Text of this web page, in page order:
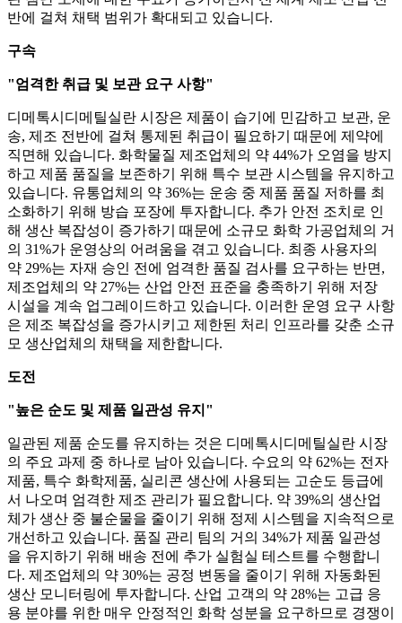
반에 걸쳐 채택 범위가 확대되고 있습니다.
구속
"엄격한 취급 및 보관 요구 사항"
디메톡시디메틸실란 시장은 제품이 습기에 민감하고 보관, 운
송, 제조 전반에 걸쳐 통제된 취급이 필요하기 때문에 제약에
직면해 있습니다. 화학물질 제조업체의 약 44%가 오염을 방지
하고 제품 품질을 보존하기 위해 특수 보관 시스템을 유지하고
있습니다. 유통업체의 약 36%는 운송 중 제품 품질 저하를 최
소화하기 위해 방습 포장에 투자합니다. 추가 안전 조치로 인
해 생산 복잡성이 증가하기 때문에 소규모 화학 가공업체의 거
의 31%가 운영상의 어려움을 겪고 있습니다. 최종 사용자의
약 29%는 자재 승인 전에 엄격한 품질 검사를 요구하는 반면,
제조업체의 약 27%는 산업 안전 표준을 충족하기 위해 저장
시설을 계속 업그레이드하고 있습니다. 이러한 운영 요구 사항
은 제조 복잡성을 증가시키고 제한된 처리 인프라를 갖춘 소규
모 생산업체의 채택을 제한합니다.
도전
"높은 순도 및 제품 일관성 유지"
일관된 제품 순도를 유지하는 것은 디메톡시디메틸실란 시장
의 주요 과제 중 하나로 남아 있습니다. 수요의 약 62%는 전자
제품, 특수 화학제품, 실리콘 생산에 사용되는 고순도 등급에
서 나오며 엄격한 제조 관리가 필요합니다. 약 39%의 생산업
체가 생산 중 불순물을 줄이기 위해 정제 시스템을 지속적으로
개선하고 있습니다. 품질 관리 팀의 거의 34%가 제품 일관성
을 유지하기 위해 배송 전에 추가 실험실 테스트를 수행합니
다. 제조업체의 약 30%는 공정 변동을 줄이기 위해 자동화된
생산 모니터링에 투자합니다. 산업 고객의 약 28%는 고급 응
용 분야를 위한 매우 안정적인 화학 성분을 요구하므로 경쟁이